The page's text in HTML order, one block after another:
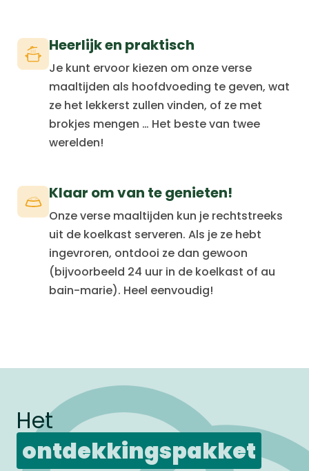
Heerlijk en praktisch
Je kunt ervoor kiezen om onze verse
maaltijden als hoofdvoeding te geven, wat
ze het lekkerst zullen vinden, of ze met
brokjes mengen … Het beste van twee
werelden!
Klaar om van te genieten!
Onze verse maaltijden kun je rechtstreeks
uit de koelkast serveren. Als je ze hebt
ingevroren, ontdooi ze dan gewoon
(bijvoorbeeld 24 uur in de koelkast of au
bain-marie). Heel eenvoudig!
Het
ontdekkingspakket